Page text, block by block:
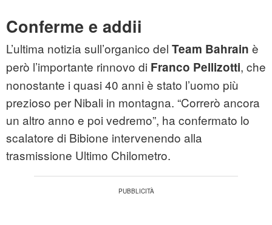
Conferme e addii
L’ultima notizia sull’organico del Team Bahrain è
però l’importante rinnovo di Franco Pellizotti, che
nonostante i quasi 40 anni è stato l’uomo più
prezioso per Nibali in montagna. “Correrò ancora
un altro anno e poi vedremo”, ha confermato lo
scalatore di Bibione intervenendo alla
trasmissione Ultimo Chilometro.